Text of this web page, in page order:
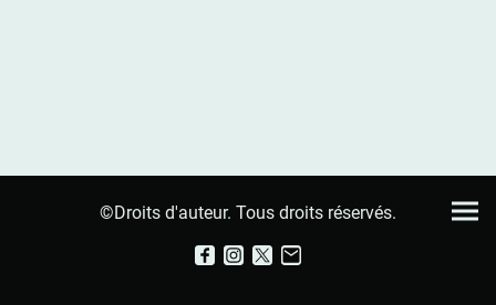
©Droits d'auteur. Tous droits réservés.